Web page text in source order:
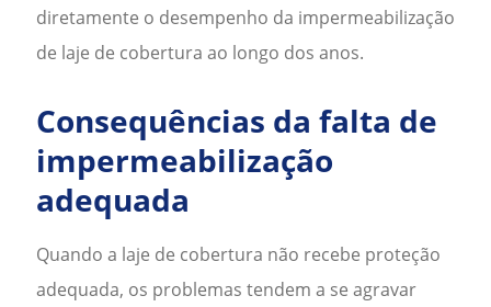
diretamente o desempenho da impermeabilização
de laje de cobertura ao longo dos anos.
Consequências da falta de
impermeabilização
adequada
Quando a laje de cobertura não recebe proteção
adequada, os problemas tendem a se agravar